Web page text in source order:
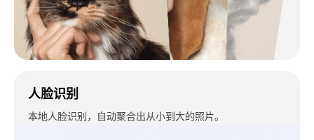
人脸识别
本地人脸识别，自动聚合出从小到大的照片。